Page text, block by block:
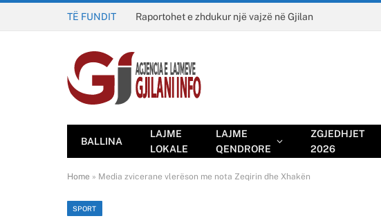
TË FUNDIT Raportohet e zhdukur një vajzë në Gjilan
BALLINA
LAJME
LOKALE
LAJME
QENDRORE
ZGJEDHJET
2026
Home » Media zvicerane vlerëson me nota Zeqirin dhe Xhakën
SPORT